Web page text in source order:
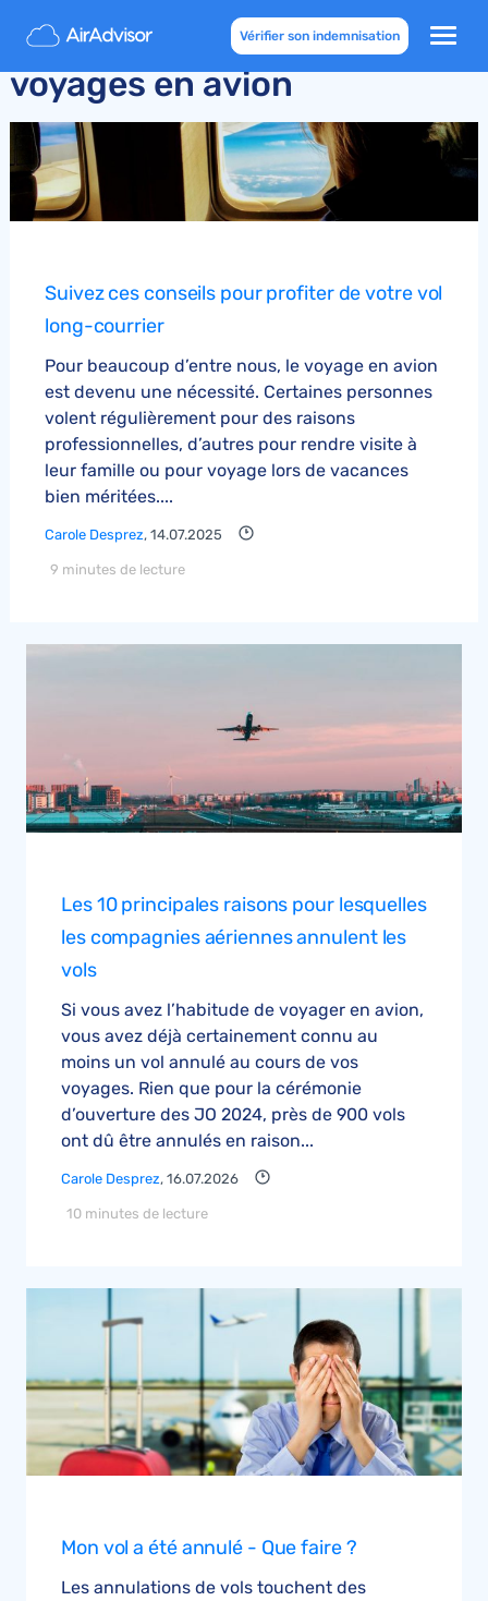
Vérifier son indemnisation
Blog d'AirAdvisor sur les
voyages en avion
Suivez ces conseils pour profiter de votre vol
long-courrier
Pour beaucoup d’entre nous, le voyage en avion
est devenu une nécessité. Certaines personnes
volent régulièrement pour des raisons
professionnelles, d’autres pour rendre visite à
leur famille ou pour voyage lors de vacances
bien méritées....
Carole Desprez, 14.07.2025
9 minutes de lecture
Les 10 principales raisons pour lesquelles
les compagnies aériennes annulent les
vols
Si vous avez l’habitude de voyager en avion,
vous avez déjà certainement connu au
moins un vol annulé au cours de vos
voyages. Rien que pour la cérémonie
d’ouverture des JO 2024, près de 900 vols
ont dû être annulés en raison...
Carole Desprez, 16.07.2026
10 minutes de lecture
Mon vol a été annulé - Que faire ?
Les annulations de vols touchent des